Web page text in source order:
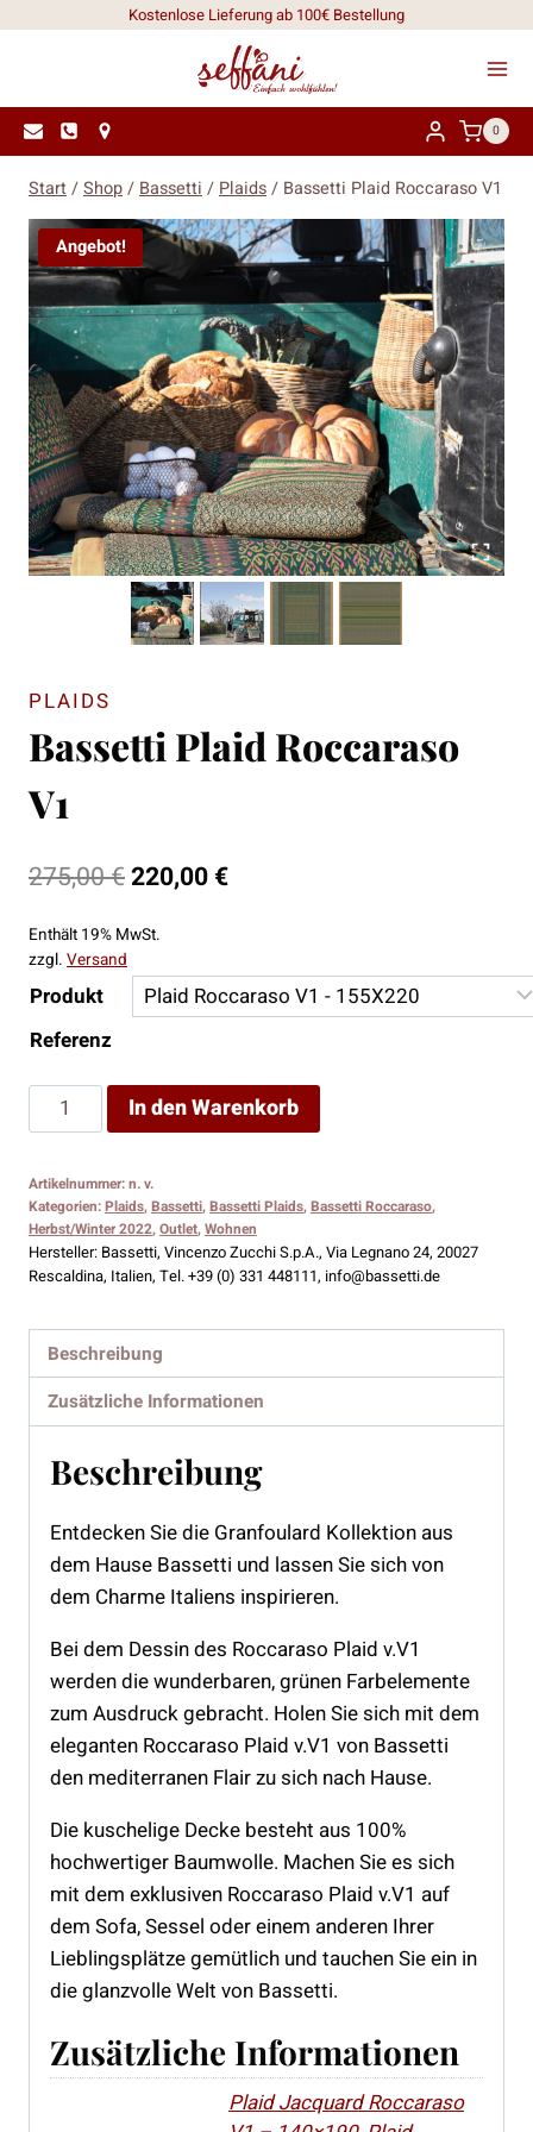
Kostenlose Lieferung ab 100€ Bestellung
0
Start/Shop/ Bassetti / Plaids/ Bassetti Plaid Roccaraso V1
Angebot!
PLAIDS
Bassetti Plaid Roccaraso
V1
275,00€Ursprünglicher
275,00 €
220,00€Aktueller
220,00 €.
Enthält 19% MwSt.
zzgl. Versand
Produkt
Referenz
Bassetti
Plaid
V1
Menge
In den Warenkorb
Artikelnummer:n. v.
Kategorien:Plaids,Bassetti,Bassetti Plaids,Bassetti Roccaraso,
Herbst/Winter 2022,Outlet,Wohnen
Hersteller: Bassetti, Vincenzo Zucchi S.p.A., Via Legnano 24, 20027
Rescaldina, Italien, Tel. +39 (0) 331 448111, info@bassetti.de
Beschreibung
Zusätzliche Informationen
Beschreibung
Entdecken Sie die Granfoulard Kollektion aus
dem Hause Bassetti und lassen Sie sich von
dem Charme Italiens inspirieren.
Bei dem Dessin des Roccaraso Plaid v.V1
werden die wunderbaren, grünen Farbelemente
zum Ausdruck gebracht. Holen Sie sich mit dem
eleganten Roccaraso Plaid v.V1 von Bassetti
den mediterranen Flair zu sich nach Hause.
Die kuschelige Decke besteht aus 100%
hochwertiger Baumwolle. Machen Sie es sich
mit dem exklusiven Roccaraso Plaid v.V1 auf
dem Sofa, Sessel oder einem anderen Ihrer
Lieblingsplätze gemütlich und tauchen Sie ein in
die glanzvolle Welt von Bassetti.
Zusätzliche Informationen
Plaid Jacquard Roccaraso